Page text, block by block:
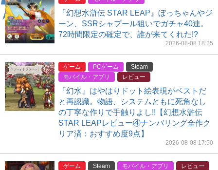
『幻想水滸伝 STAR LEAP』ぼっちゃんやジ
ーン、SSRシャプール狙いでガチャ40連。
72時間限定の確定で、誰が来てくれた!?
2026-08-08 18:25
ゲーム PCゲーム
Steam
モバイル・アプリ
レビュー
『幻水』はやはりドット絵表現がベストだ
と再認識。物語、システムともに死角なし
の丁寧な作りで手触りよし!!【幻想水滸伝
STAR LEAPレビュー④ナンバリング全作ク
リア済：おすすめ度9点】
2026-08-08 17:50
ゲーム Steam モバイル・アプリ レビュー